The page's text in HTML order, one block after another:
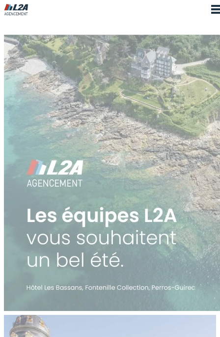
Cookies management panel